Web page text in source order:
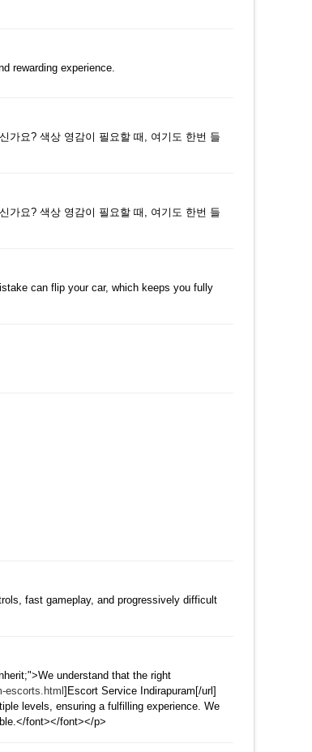
rewarding experience.
가요? 색상 영감이 필요할 때, 여기도 한번 들
가요? 색상 영감이 필요할 때, 여기도 한번 들
can flip your car, which keeps you fully
fast gameplay, and progressively difficult
understand that the right
escorts.html ]Escort Service Indirapuram[/url]
levels, ensuring a fulfilling experience. We
font></font></p>